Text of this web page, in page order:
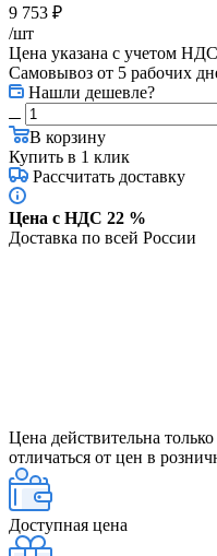
9 753 ₽
/шт
Цена указана с учетом
Самовывоз от 5 рабочих
Нашли дешевле?
В корзину
Купить в 1 клик
Рассчитать доставку
Цена с НДС 22 %
Доставка по всей России
Цена действительна
отличаться от цен в
Доступная цена